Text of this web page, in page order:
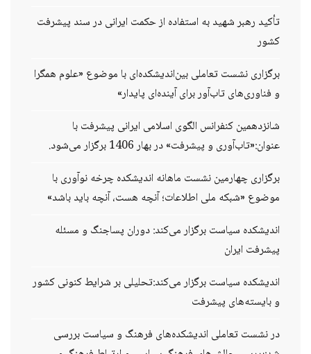
تأکید رهبر شهید به استفاده از حکمت ایرانی در سند پیشرفت
کشور
برگزاری نشست تعاملی بین‌اندیشکده‌ای با موضوع «علوم همگرا
و فناوری‌های تاب‌آور برای آینده‌ای پایدار»
شانزدهمین کنفرانس الگوی اسلامی ایرانی پیشرفت با
عنوان:«تاب‌آوری و پیشرفت» در بهار 1406 برگزار می‌شود.
برگزاری چهارمین نشست ماهانه اندیشکده چرخه نوآوری با
موضوع «شبکه ملی اطلاعات؛ آنچه هست، آنچه باید باشد»
اندیشکده سیاست برگزار می‌کند: دوران پساجنگ و مسئله
پیشرفت ایران
اندیشکده سیاست برگزار می‌کند:تحلیلی بر شرایط کنونی کشور
و بایسته‌های پیشرفت
در نشست تعاملی اندیشکده‌های فرهنگ و سیاست بررسی